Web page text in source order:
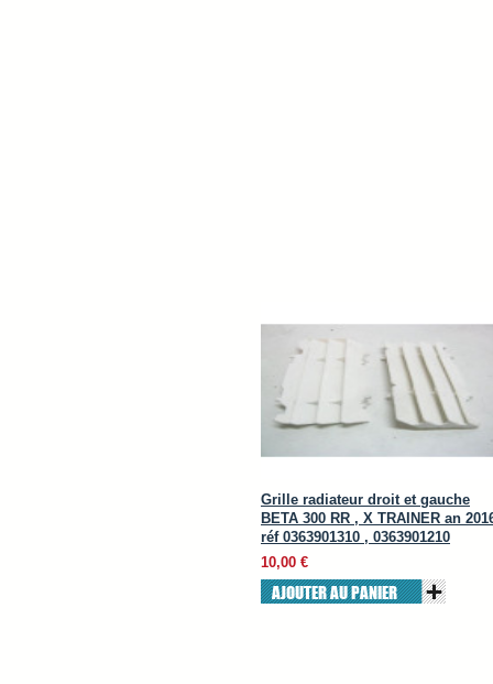
Grille radiateur droit et gauche
BETA 300 RR , X TRAINER an
réf 0363901310 , 0363901210
10,00 €
AJOUTER AU PANIER